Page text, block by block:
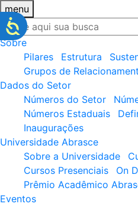
menu
Sobre
Pilares
Estrutura
Grupos de
Dados do Setor
Números do Setor
Números Estaduais
Inaugurações
Universidade Abrasce
Sobre a Universidade
Cursos Presenciais
On
Prêmio Acadêmico
Eventos